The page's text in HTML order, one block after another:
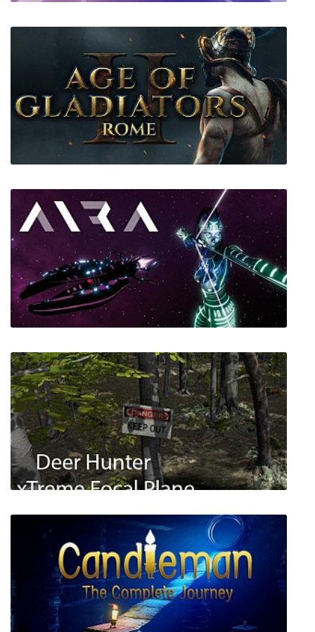
Aery - Broken Memories
Age of Gladiators II Rome
AIRA VR
Deer Hunter xTreme Focal Plane